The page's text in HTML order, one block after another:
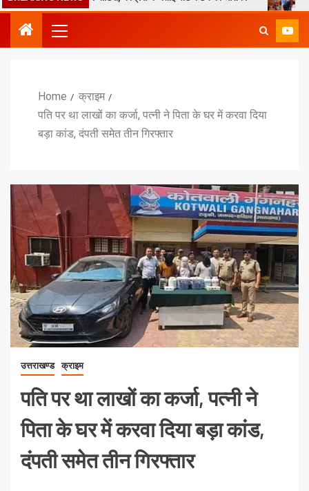
Home
क्राइम
पति पर था लाखों का कर्जा, पत्नी ने पिता के घर में करवा दिया
बड़ा कांड, दंपती समेत तीन गिरफ्तार
उत्तराखण्ड क्राइम
पति पर था लाखों का कर्जा, पत्नी ने
पिता के घर में करवा दिया बड़ा कांड,
दंपती समेत तीन गिरफ्तार